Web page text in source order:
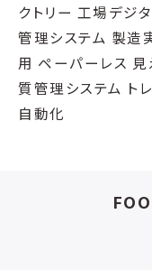
クトリー 工場デジ
管理システム 製造
用 ペーパーレス
質管理システム ト
自動化